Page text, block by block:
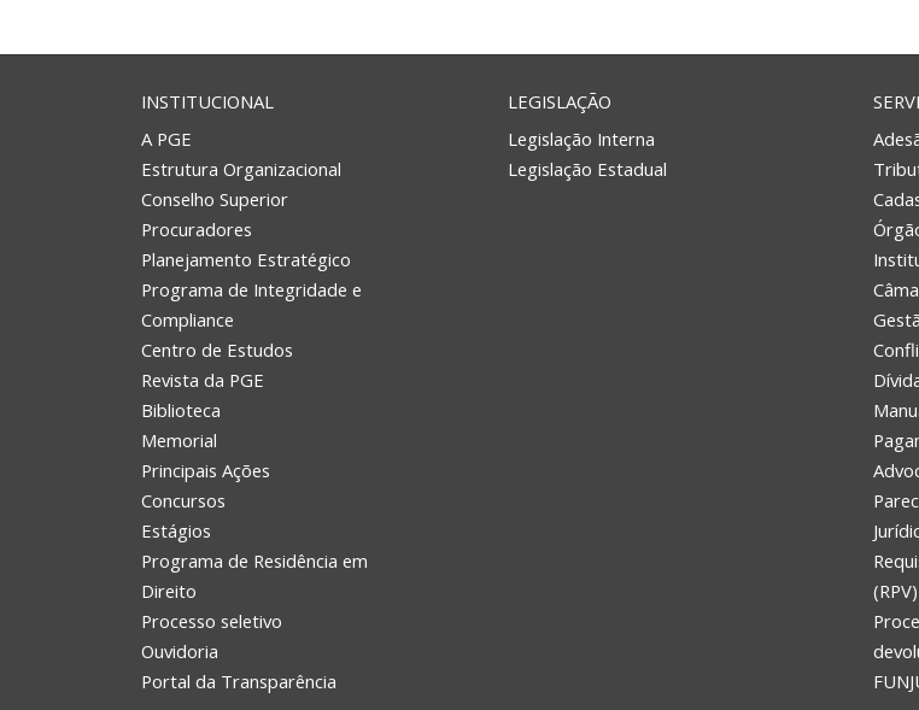
INSTITUCIONAL
A PGE
Estrutura Organizacional
Conselho Superior
Procuradores
Planejamento Estratégico
Programa de Integridade e
Compliance
Centro de Estudos
Revista da PGE
Biblioteca
Memorial
Principais Ações
Concursos
Estágios
Programa de Residência em
Direito
Processo seletivo
Ouvidoria
Portal da Transparência
LEGISLAÇÃO
Legislação Interna
Legislação Estadual
(RPV)